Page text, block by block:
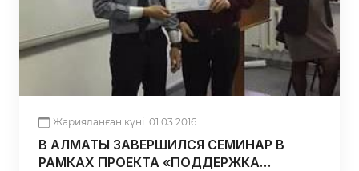
Жарияланған күні: 01.03.2016
В АЛМАТЫ ЗАВЕРШИЛСЯ СЕМИНАР В
РАМКАХ ПРОЕКТА «ПОДДЕРЖКА